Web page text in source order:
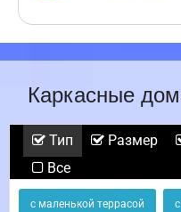
Каркасные
Тип Размер
Все
с маленькой террасой